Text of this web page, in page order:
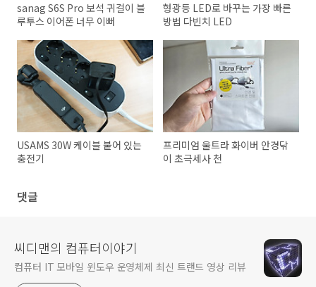
sanag S6S Pro 보석 귀걸이 블
루투스 이어폰 너무 이뻐
형광등 LED로 바꾸는 가장 빠른
방법 다빈치 LED
USAMS 30W 케이블 붙어 있는
충전기
프리미엄 울트라 화이버 안경닦
이 초극세사 천
댓글
씨디맨의 컴퓨터이야기
컴퓨터 IT 모바일 윈도우 운영체제 최신 트랜드 영상 리뷰